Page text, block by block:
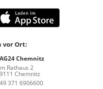
vor Ort:
Chemnitz
Rathaus 2
Chemnitz
371 6906600